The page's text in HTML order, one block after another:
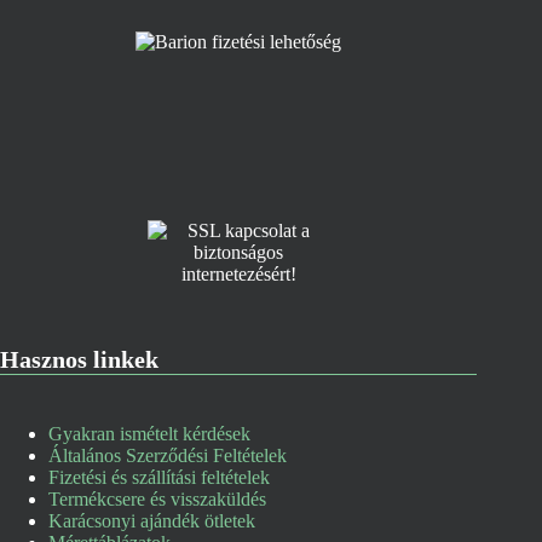
Hasznos linkek
Gyakran ismételt kérdések
Általános Szerződési Feltételek
Fizetési és szállítási feltételek
Termékcsere és visszaküldés
Karácsonyi ajándék ötletek